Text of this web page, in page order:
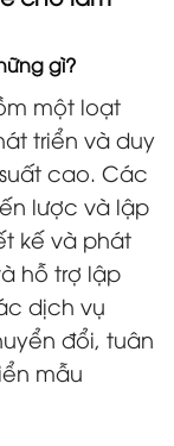
gì?
một loạt
triển và duy
cao. Các
lược và lập
kế và phát
hỗ trợ lập
dịch vụ
đổi, tuân
mẫu